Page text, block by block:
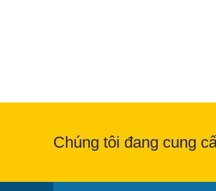
Chúng tôi đang cung